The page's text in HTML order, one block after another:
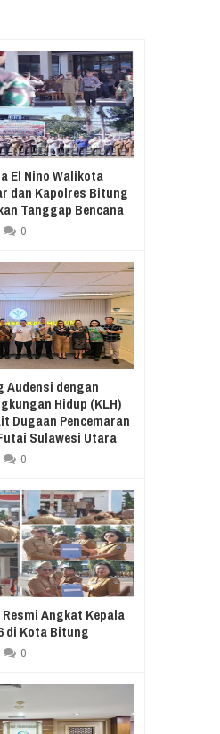
El Nino Walikota
dan Kapolres Bitung
Tanggap Bencana
0
Audensi dengan
Hidup (KLH)
Dugaan Pencemaran
Sulawesi Utara
0
Angkat Kepala
di Kota Bitung
0